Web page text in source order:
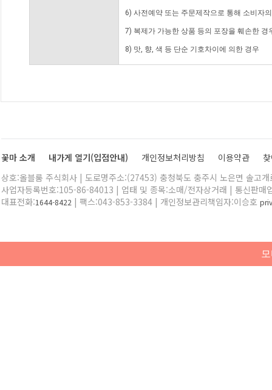
6) 사전예약 또는 주문제작으로 통해 소비자
7) 복제가 가능한 상품 등의 포장을 훼손한 경
8) 맛, 향, 색 등 단순 기호차이에 의한 경우
꽃마 소개 내가게 열기(입점안내) 개인정보처리방침 이용약관
상호:올블룸 주식회사 | 도로명주소:(27453) 충청북도 충주시 노은면 솔고
사업자등록번호:105-86-84013 | 업태 및 종목:소매/전자상거래 | 통신판매
대표전화:1644-8422 | 팩스:043-853-3384 | 개인정보관리책임자:이승호